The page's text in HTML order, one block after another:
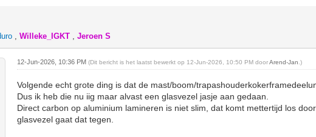
,Willeke_IGKT ,Jeroen S
12-Jun-2026, 10:36 PM(Dit bericht is het laatst bewerkt op 12-Jun-2026, 10:50 PM doorArend-Jan .)
Volgende echt grote ding is dat de mast/boom/
Dus ik heb die nu iig maar alvast een glasvezel jasje aan gedaan.
Direct carbon op aluminium lamineren is niet slim, dat komt mettertijd los
glasvezel gaat dat tegen.